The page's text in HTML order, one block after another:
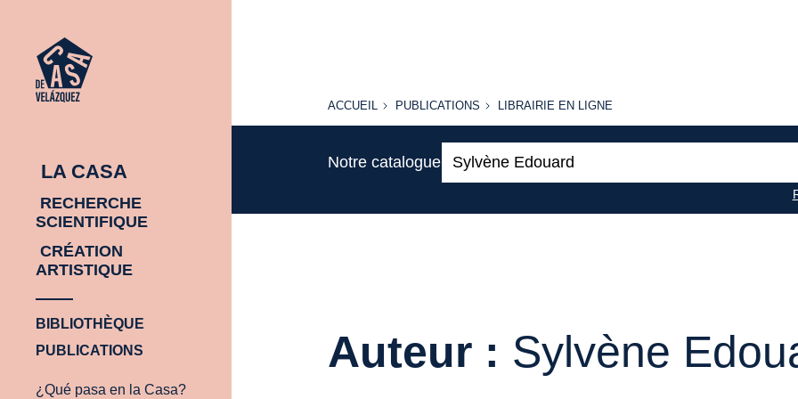
LA CASA
RECHERCHE
SCIENTIFIQUE
CRÉATION
ARTISTIQUE
BIBLIOTHÈQUE
PUBLICATIONS
¿Qué pasa en la Casa?
ACCUEIL
ACCUEIL PUBLICATIONS
PUBLICATIONS
LIBRAIRIE
LIBRAIRIE EN LIGNE
Notre catalogue:
Auteur : Sylvène